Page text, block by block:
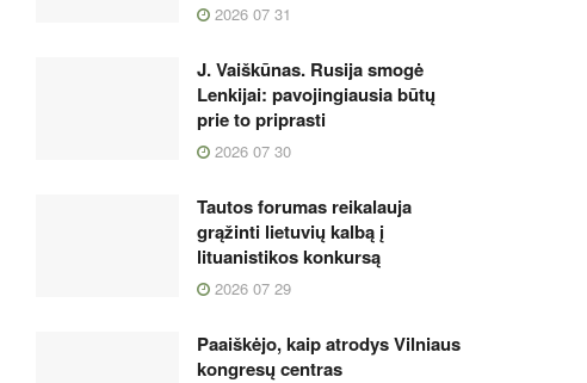
2026 07 31
J. Vaiškūnas. Rusija smogė
Lenkijai: pavojingiausia būtų
prie to priprasti
2026 07 30
Tautos forumas reikalauja
grąžinti lietuvių kalbą į
lituanistikos konkursą
2026 07 29
Paaiškėjo, kaip atrodys Vilniaus
kongresų centras